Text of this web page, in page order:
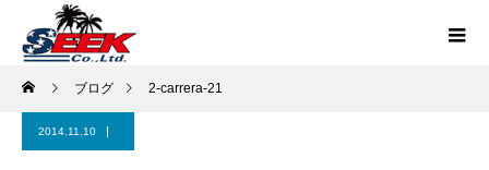
ブログ 2-carrera-21
2014.11.10